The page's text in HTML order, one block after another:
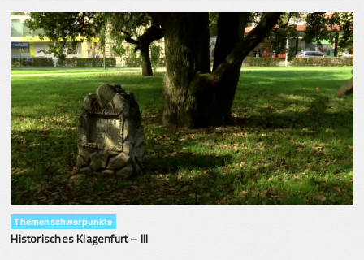
Themenschwerpunkte
Historisches Klagenfurt – III